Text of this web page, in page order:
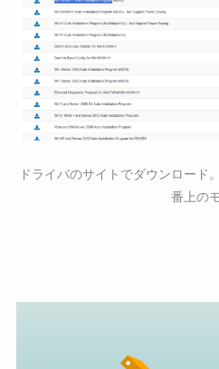
ドライバのサイトでダウンロード
番上の